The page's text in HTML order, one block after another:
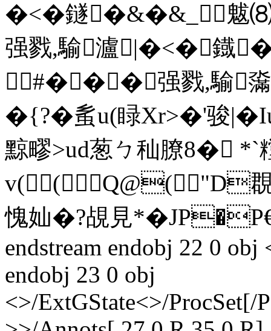
�<�鐩�&�&_魃
强戮,騟瀘|�<�鐡
 #���强戮,騟
�{?� 蚃u(睩Xr>�'骏
黥疁>ud葱ㄅ秈膫8�
v((Q@("D
愧奾�?覘見*�
endstream endobj 22 0
endobj 23 0 obj
<>/ExtGState<>/ProcSet[/